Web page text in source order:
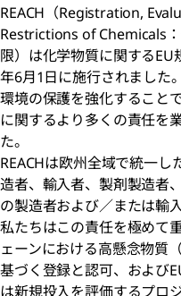
REACH（Registration,
Restrictions of Chemicals
限）は化学物質に関するEU
年6月1日に施行されました
環境の保護を強化すること
に関するより多くの責任を
た。
REACHは欧州全域で統一
造者、輸入者、製剤製造者
の製造者および／または輸
私たちはこの責任を極めて
ェーンにおける高懸念物質
基づく登録と認可、および
は新規投入を評価するプロ